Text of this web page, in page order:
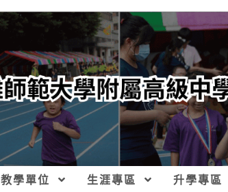
教學單位 生涯專區 升學專區